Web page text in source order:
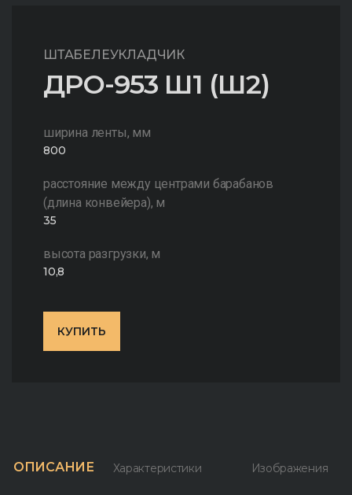
ШТАБЕЛЕУКЛАДЧИК
ДРО-953 Ш1 (Ш2)
ширина ленты, мм
800
расстояние между центрами барабанов
(длина конвейера), м
35
высота разгрузки, м
10,8
КУПИТЬ
ОПИСАНИЕ Характеристики Изображения